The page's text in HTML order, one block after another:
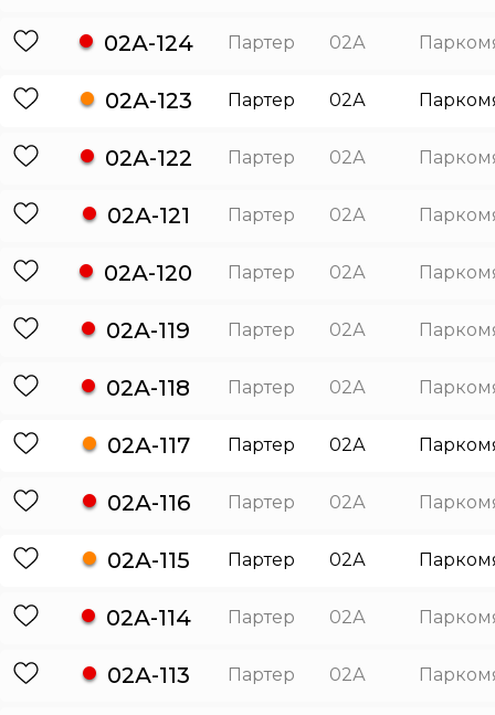
02А-124 Партер 02А
02А-123 Партер 02А
02А-122 Партер 02А
02А-121 Партер 02А
02А-120 Партер 02А
02А-119 Партер 02А
02А-118 Партер 02А
02А-117 Партер 02А
02А-116 Партер 02А
02А-115 Партер 02А
02А-114 Партер 02А
02А-113 Партер 02А